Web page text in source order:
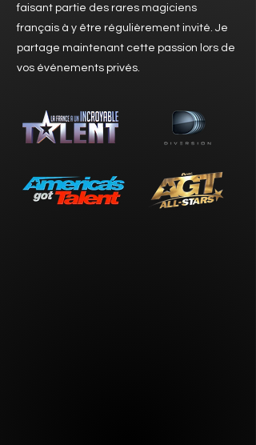
faisant partie des rares magiciens
français à y être régulièrement invité. Je
partage maintenant cette passion lors de
vos événements privés.